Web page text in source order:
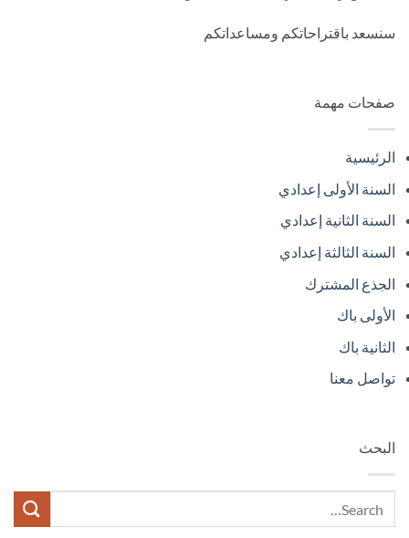
سنسعد باقتراحاتكم ومساعداتكم
صفحات مهمة
الرئيسية
السنة الأولى إعدادي
السنة الثانية إعدادي
السنة الثالثة إعدادي
الجذع المشترك
الأولى باك
الثانية باك
تواصل معنا
البحث